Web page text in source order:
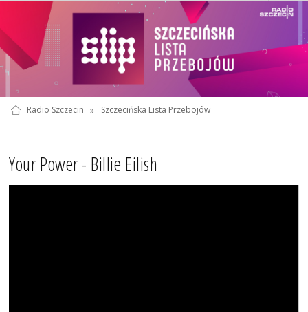
Radio Szczecin » Szczecińska Lista Przebojów
Your Power - Billie Eilish